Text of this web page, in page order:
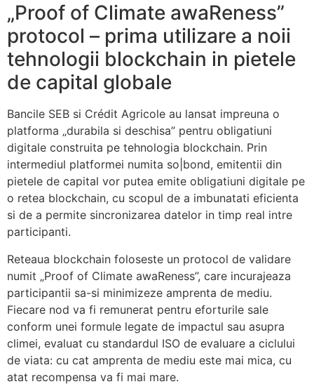
Proof of Climate awaReness”
protocol – prima utilizare a noii
tehnologii blockchain in pietele
de capital globale
Bancile SEB si Crédit Agricole au lansat impreuna o
platforma „durabila si deschisa” pentru obligatiuni
digitale construita pe tehnologia blockchain. Prin
intermediul platformei numita so|bond, emitentii din
pietele de capital vor putea emite obligatiuni digitale pe
o retea blockchain, cu scopul de a imbunatati eficienta
si de a permite sincronizarea datelor in timp real intre
participanti.
Reteaua blockchain foloseste un protocol de validare
numit „Proof of Climate awaReness”, care incurajeaza
participantii sa-si minimizeze amprenta de mediu.
Fiecare nod va fi remunerat pentru eforturile sale
conform unei formule legate de impactul sau asupra
climei, evaluat cu standardul ISO de evaluare a ciclului
de viata: cu cat amprenta de mediu este mai mica, cu
atat recompensa va fi mai mare.